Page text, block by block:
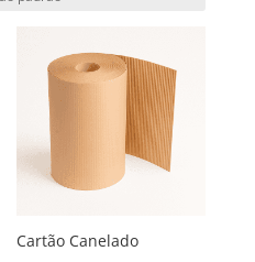
Cartão Canelado